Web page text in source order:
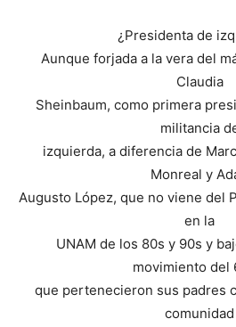
¿Presidenta de
Aunque forjada a la vera del
Claudia
Sheinbaum, como primera
militancia
izquierda, a diferencia de
Monreal y
Augusto López, que no viene del
en la
UNAM de los 80s y 90s y
movimiento del
que pertenecieron sus padres
comunidad